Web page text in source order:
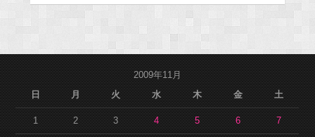
2009年11月
日
月 火 水 木 金 土
1 2 3 4 5 6 7